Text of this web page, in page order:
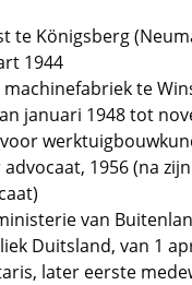
te Königsberg
1944
te
januari 1948 tot
1956 (na
van
Duitsland, van 1
later eerste